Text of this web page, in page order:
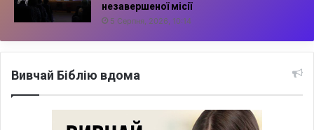
незавершеної місії
5 Серпня, 2026, 10:14
Вивчай Біблію вдома